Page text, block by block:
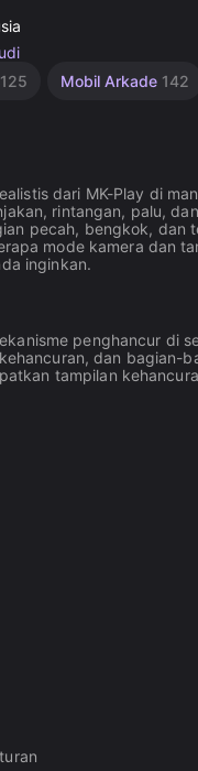
Mobil Arkade 142
dari MK-Play di
rintangan, palu,
pecah, bengkok,
mode kamera dan
inginkan.
penghancur di
dan bagian-
tampilan